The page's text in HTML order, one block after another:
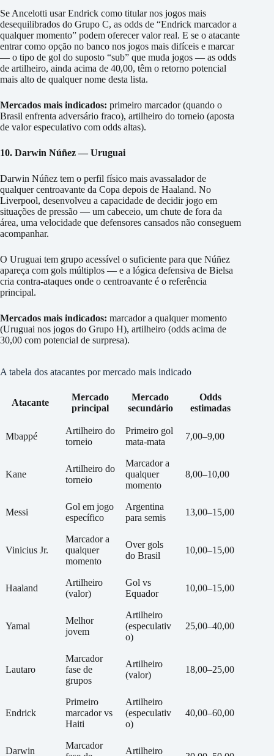
Se Ancelotti usar Endrick como titular nos jogos mais
desequilibrados do Grupo C, as odds de “Endrick marcador a
qualquer momento” podem oferecer valor real. E se o atacante
entrar como opção no banco nos jogos mais difíceis e marcar
— o tipo de gol do suposto “sub” que muda jogos — as odds
de artilheiro, ainda acima de 40,00, têm o retorno potencial
mais alto de qualquer nome desta lista.
Mercados mais indicados: primeiro marcador (quando o
Brasil enfrenta adversário fraco), artilheiro do torneio (aposta
de valor especulativo com odds altas).
10. Darwin Núñez — Uruguai
Darwin Núñez tem o perfil físico mais avassalador de
qualquer centroavante da Copa depois de Haaland. No
Liverpool, desenvolveu a capacidade de decidir jogo em
situações de pressão — um cabeceio, um chute de fora da
área, uma velocidade que defensores cansados não conseguem
acompanhar.
O Uruguai tem grupo acessível o suficiente para que Núñez
apareça com gols múltiplos — e a lógica defensiva de Bielsa
cria contra-ataques onde o centroavante é o referência
principal.
Mercados mais indicados: marcador a qualquer momento
(Uruguai nos jogos do Grupo H), artilheiro (odds acima de
30,00 com potencial de surpresa).
A tabela dos atacantes por mercado mais indicado
Atacante
Mercado
principal
Mercado
secundário
Odds
estimadas
Mbappé
Artilheiro do
torneio
Primeiro gol
mata-mata
7,00–9,00
Kane
Artilheiro do
torneio
Marcador a
qualquer
momento
8,00–10,00
Messi
Gol em jogo
específico
Argentina
para semis
13,00–15,00
Vinicius Jr.
Marcador a
qualquer
momento
Over gols
do Brasil
10,00–15,00
Haaland
Artilheiro
(valor)
Gol vs
Equador
10,00–15,00
Yamal
Melhor
jovem
Artilheiro
(especulativ
o)
25,00–40,00
Lautaro
Marcador
fase de
grupos
Artilheiro
(valor)
18,00–25,00
Endrick
Primeiro
marcador vs
Haiti
Artilheiro
(especulativ
o)
40,00–60,00
Darwin
Marcador
Artilheiro